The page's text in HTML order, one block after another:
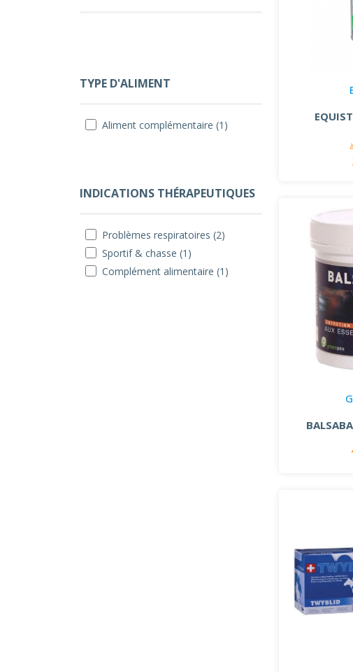
TYPE D'ALIMENT
Aliment complémentaire (1)
INDICATIONS THÉRAPEUTIQUES
Problèmes respiratoires (2)
Sportif & chasse (1)
Complément alimentaire (1)